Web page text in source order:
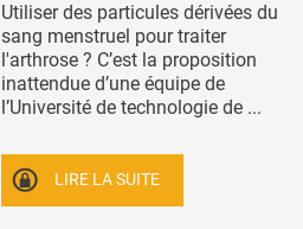
Utiliser des particules dérivées du
sang menstruel pour traiter
l'arthrose ? C’est la proposition
inattendue d’une équipe de
l’Université de technologie de ...
LIRE LA SUITE